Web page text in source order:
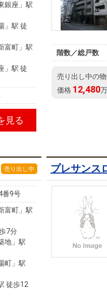
銀座」駅
」駅 徒
富町」駅
」駅 徒
見る
階数／総戸数
売り出し中の
価格 12,480
売り出し中
番9号
富町」駅
7分
地」駅
町」駅
徒歩12
プレサンス